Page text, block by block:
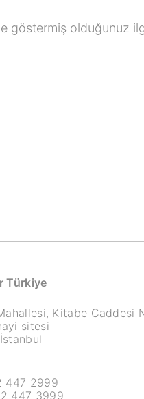
göstermiş olduğunuz
Türkiye
Kitabe Caddesi
sitesi
447 2999
447 3999